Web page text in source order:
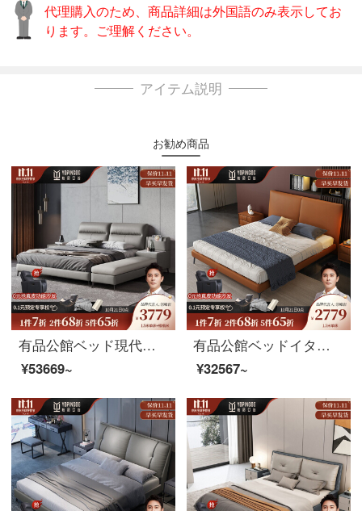
代理購入のため、商品詳細は外国語のみ表示してお
ります。ご理解ください。
アイテム説明
お勧め商品
有品公館ベッド現代イタリアの結婚ベッドの主な寝床の家具1.8メートルの寝室の家具（頭の階の牛皮）の1.5シングルベッド+椰子の寝床+マットレス*2フレームベッド
¥53669~
有品公館ベッドイタリア式極短真皮ベッド現代簡単ダブルベッド1.5メートルの主な寝台は1.8メートルの軽奢な結婚ベッド北欧皮芸床（頭の層の牛革）1.5メートルのシングルベッドです。
¥32567~